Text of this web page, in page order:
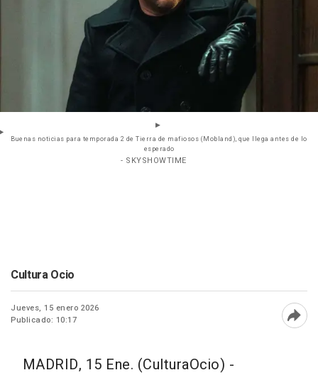
Buenas noticias para temporada 2 de Tierra de mafiosos (Mobland), que llega antes de lo
esperado
- SKYSHOWTIME
Cultura Ocio
Jueves, 15 enero 2026
Publicado: 10:17
MADRID, 15 Ene. (CulturaOcio) -